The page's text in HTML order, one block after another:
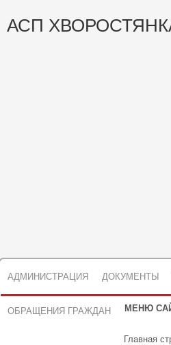
АСП
АДМИНИСТРАЦИЯ ДОКУМЕНТЫ
ОБРАЩЕНИЯ ГРАЖДАН МЕНЮ
Главная